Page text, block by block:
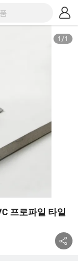
1/1
프로파일 타일